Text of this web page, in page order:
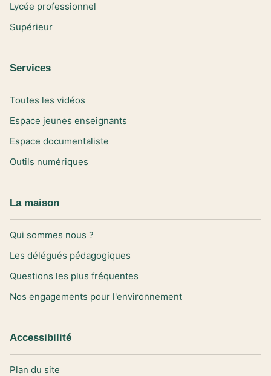
Lycée professionnel
Supérieur
Services
Toutes les vidéos
Espace jeunes enseignants
Espace documentaliste
Outils numériques
La maison
Qui sommes nous ?
Les délégués pédagogiques
Questions les plus fréquentes
Nos engagements pour l'environnement
Accessibilité
Plan du site